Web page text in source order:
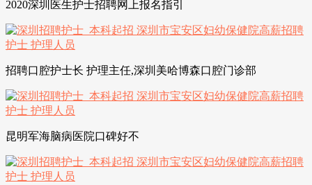
2020深圳医生护士招聘网上报名指引
招聘口腔护士长 护理主任,深圳美哈博森口腔门诊部
昆明军海脑病医院口碑好不